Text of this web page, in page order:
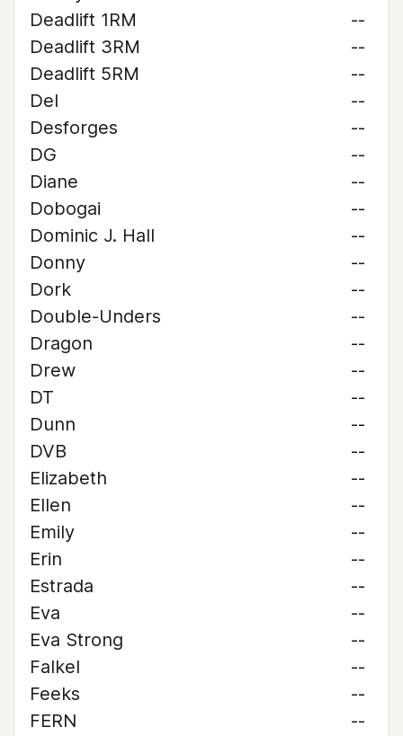
Deadlift 1RM
--
Deadlift 3RM
--
Deadlift 5RM
--
Del
--
Desforges
--
DG
--
Diane
--
Dobogai
--
Dominic J. Hall
--
Donny
--
Dork
--
Double-Unders
--
Dragon
--
Drew
--
DT
--
Dunn
--
DVB
--
Elizabeth
--
Ellen
--
Emily
--
Erin
--
Estrada
--
Eva
--
Eva Strong
--
Falkel
--
Feeks
--
FERN
--